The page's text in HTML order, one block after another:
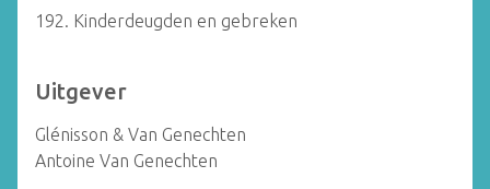
192. Kinderdeugden en gebreken
Uitgever
Glénisson & Van Genechten
Antoine Van Genechten